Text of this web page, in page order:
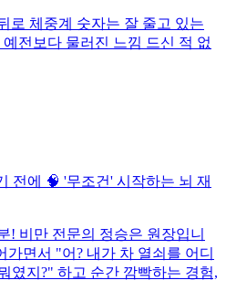
로 체중계 숫자는 잘 줄고 있는
전보다 물러진 느낌 드신 적 없
전에 🧠 '무조건' 시작하는 뇌 재
! 비만 전문의 정승은 원장입니
가면서 "어? 내가 차 열쇠를 어디
였지?" 하고 순간 깜빡하는 경험,